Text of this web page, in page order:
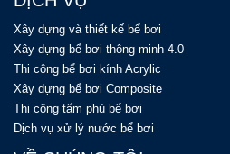
Xây dựng và thiết kế bể bơi
Xây dựng bể bơi thông minh 4.0
Thi công bể bơi kính Acrylic
Xây dựng bể bơi Composite
Thi công tấm phủ bể bơi
Dịch vụ xử lý nước bể bơi